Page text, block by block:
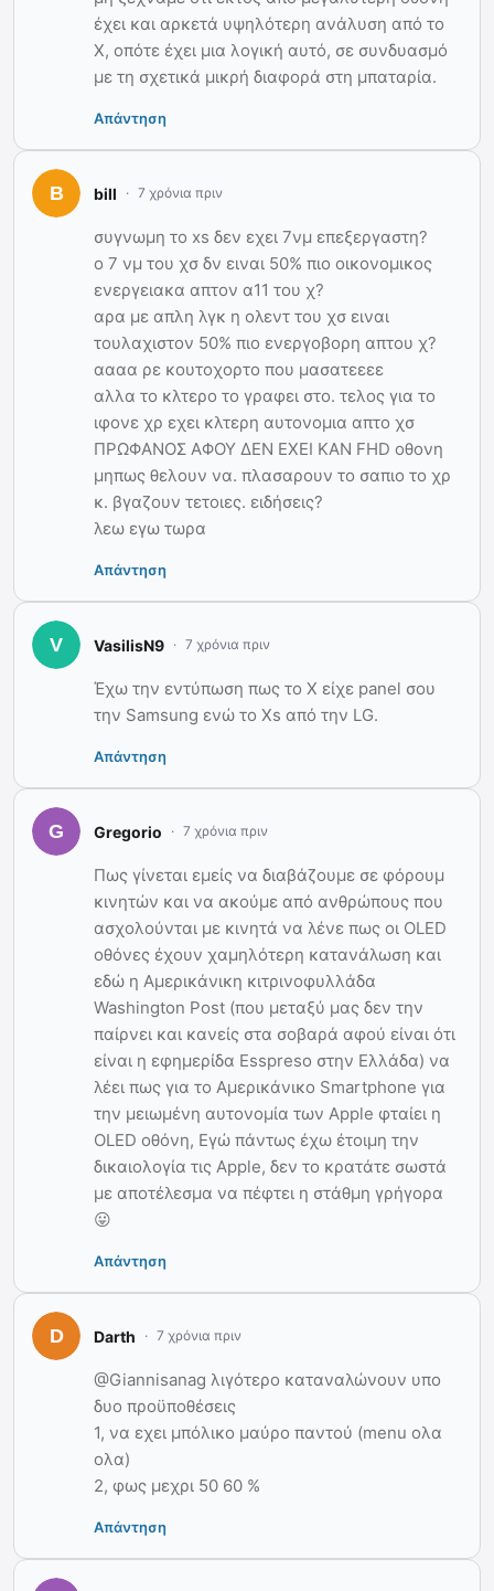
έχει και αρκετά υψηλότερη ανάλυση από το
Χ, οπότε έχει μια λογική αυτό, σε συνδυασμό
με τη σχετικά μικρή διαφορά στη μπαταρία.
Απάντηση
bill 7 χρόνια πριν
συγνωμη το xs δεν εχει 7νμ επεξεργαστη?
ο 7 νμ του χσ δν ειναι 50% πιο οικονομικος
ενεργειακα απτον α11 του χ?
αρα με απλη λγκ η ολεντ του χσ ειναι
τουλαχιστον 50% πιο ενεργοβορη απτου χ?
αααα ρε κουτοχορτο που μασατεεεε
αλλα το κλτερο το γραφει στο. τελος για το
ιφονε χρ εχει κλτερη αυτονομια απτο χσ
ΠΡΩΦΑΝΟΣ ΑΦΟΥ ΔΕΝ ΕΧΕΙ ΚΑΝ FHD οθονη
μηπως θελουν να. πλασαρουν το σαπιο το χρ
κ. βγαζουν τετοιες. ειδήσεις?
λεω εγω τωρα
Απάντηση
VasilisN9 7 χρόνια πριν
Έχω την εντύπωση πως το X είχε panel σου
την Samsung ενώ το Xs από την LG.
Απάντηση
Gregorio 7 χρόνια πριν
Πως γίνεται εμείς να διαβάζουμε σε φόρουμ
κινητών και να ακούμε από ανθρώπους που
ασχολούνται με κινητά να λένε πως οι OLED
οθόνες έχουν χαμηλότερη κατανάλωση και
εδώ η Αμερικάνικη κιτρινοφυλλάδα
Washington Post (που μεταξύ μας δεν την
παίρνει και κανείς στα σοβαρά αφού είναι ότι
είναι η εφημερίδα Esspreso στην Ελλάδα) να
λέει πως για το Αμερικάνικο Smartphone για
την μειωμένη αυτονομία των Apple φταίει η
OLED οθόνη, Εγώ πάντως έχω έτοιμη την
δικαιολογία τις Apple, δεν το κρατάτε σωστά
με αποτέλεσμα να πέφτει η στάθμη γρήγορα
😛
Απάντηση
Darth 7 χρόνια πριν
@Giannisanag λιγότερο καταναλώνουν υπο
δυο προϋποθέσεις
1, να εχει μπόλικο μαύρο παντού (menu ολα
ολα)
2, φως μεχρι 50 60 %
Απάντηση